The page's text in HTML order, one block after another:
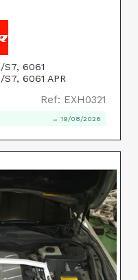
S7, 6061
S7, 6061 APR
Ref: EXH0321
→ 19/08/2026